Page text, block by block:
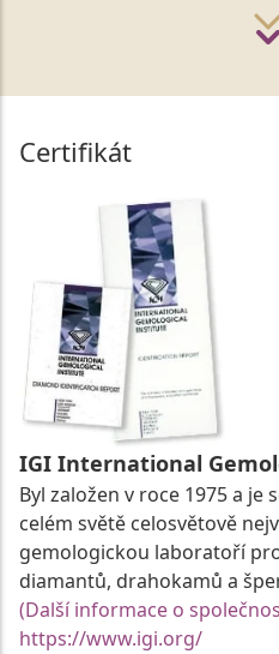
Certifikát
IGI International
Byl založen v roce 1975 a je
celém světě celosvětově
gemologickou laboratoří
diamantů, drahokamů a
(Další informace o
https://www.igi.org/